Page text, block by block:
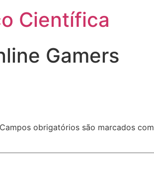
Científica
Gamers
Campos obrigatórios são marcados com